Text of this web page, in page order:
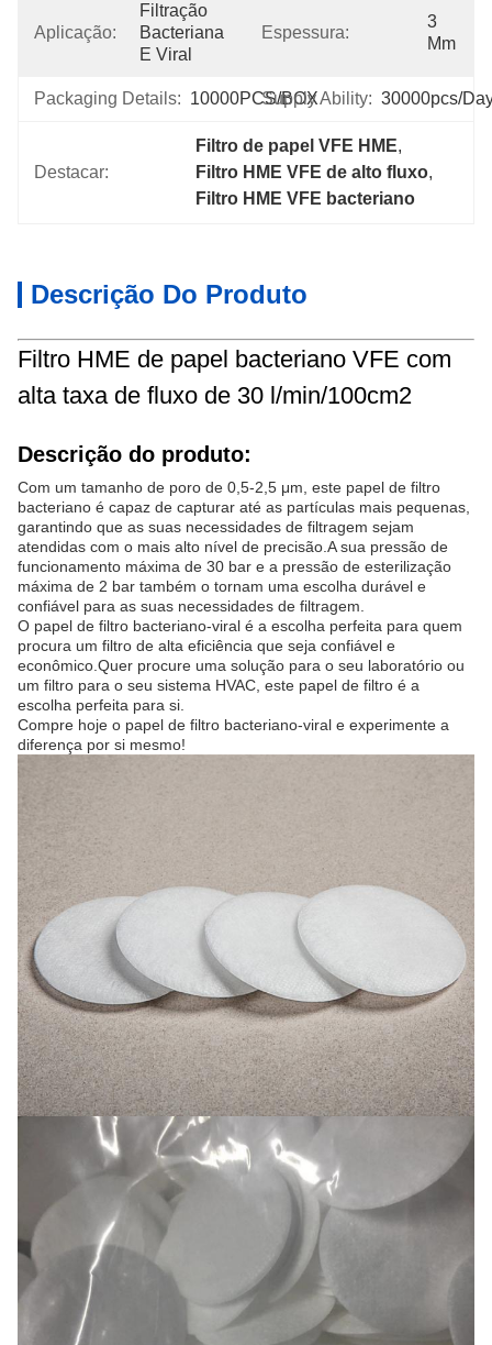
Aplicação:
Filtração
Bacteriana
E Viral
Espessura:
3
Mm
Packaging Details: 10000PCS/BOXSupply Ability: 30000pcs/
Destacar:
Filtro de papel VFE HME,
Filtro HME VFE de alto fluxo,
Filtro HME VFE bacteriano
Descrição Do Produto
Filtro HME de papel bacteriano VFE com
alta taxa de fluxo de 30 l/min/100cm2
Descrição do produto:
Com um tamanho de poro de 0,5-2,5 μm, este papel de filtro
bacteriano é capaz de capturar até as partículas mais pequenas,
garantindo que as suas necessidades de filtragem sejam
atendidas com o mais alto nível de precisão.A sua pressão de
funcionamento máxima de 30 bar e a pressão de esterilização
máxima de 2 bar também o tornam uma escolha durável e
confiável para as suas necessidades de filtragem.
O papel de filtro bacteriano-viral é a escolha perfeita para quem
procura um filtro de alta eficiência que seja confiável e
econômico.Quer procure uma solução para o seu laboratório ou
um filtro para o seu sistema HVAC, este papel de filtro é a
escolha perfeita para si.
Compre hoje o papel de filtro bacteriano-viral e experimente a
diferença por si mesmo!